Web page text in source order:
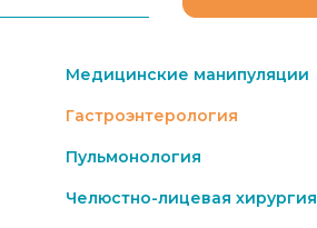
Медицинские манипуляции
Гастроэнтерология
Пульмонология
Челюстно-лицевая хирургия